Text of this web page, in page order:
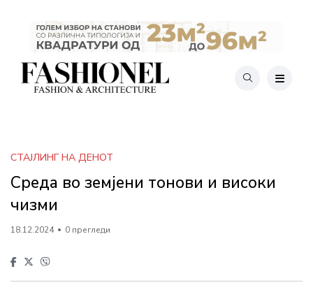
СТАЈЛИНГ НА ДЕНОТ
Среда во земјени тонови и високи
чизми
18.12.2024 0 прегледи